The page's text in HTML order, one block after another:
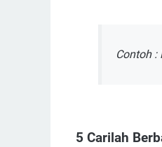
Contoh :
5 Carilah